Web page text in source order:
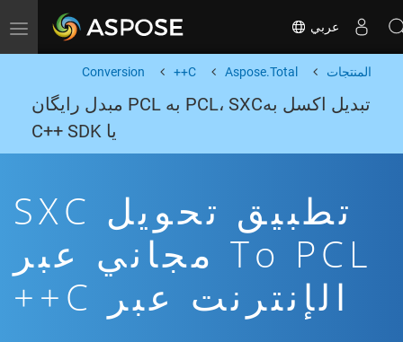
Toggle navigation عربي
المنتجات Aspose.Total
C++
Conversion
تبدیل اکسل بهPCL، SXC به PCL مبدل رایگان
یا C++ SDK
تطبيق تحويل SXC
To PCL مجاني عبر
الإنترنت عبر C++